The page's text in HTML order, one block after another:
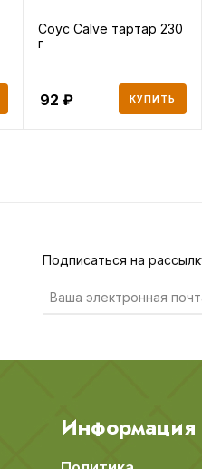
Соус Calve тартар 230
г
92 КУПИТЬ
Подписаться на
Информация